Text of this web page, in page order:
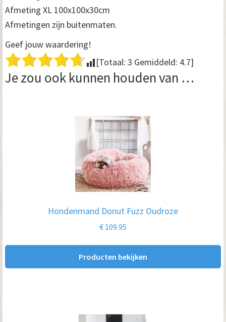
Afmeting XL 100x100x30cm
Afmetingen zijn buitenmaten.
Geef jouw waardering!
[Totaal: 3 Gemiddeld: 4.7]
Je zou ook kunnen houden van …
Hondenmand Donut Fuzz Oudroze
€ 109.95
Producten bekijken